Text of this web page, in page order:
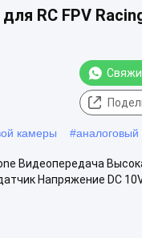
RC FPV
камеры #аналоговый
Видеопередача
Напряжение DC 10V